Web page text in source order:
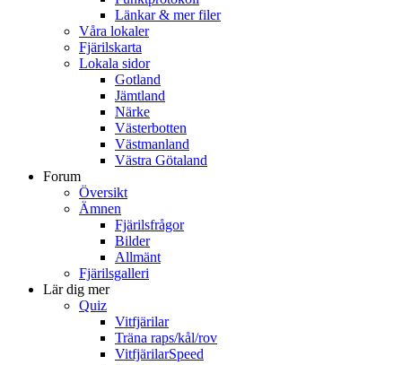
Länkar & mer filer
Våra lokaler
Fjärilskarta
Lokala sidor
Gotland
Jämtland
Närke
Västerbotten
Västmanland
Västra Götaland
Forum
Översikt
Ämnen
Fjärilsfrågor
Bilder
Allmänt
Fjärilsgalleri
Lär dig mer
Quiz
Vitfjärilar
Träna raps/kål/rov
VitfjärilarSpeed